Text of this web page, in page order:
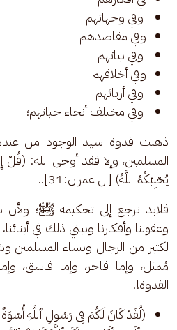
وفي وجهاتهم
وفي مقاصدهم
وفي نياتهم
وفي أخلاقهم
وفي أزيائهم
وفي مختلف أنحاء حياتهم؛
ذهبت قدوة سيد الوجود من
المسلمين، وإلا فقد أوحى الله: (قُلْ
يُحْبِبْكُمُ اللَّهُ) [ال عمران:31]..
فلابد نرجع إلى تحكيمه ﷺ؛ ولأن
وعقولنا وأفكارنا ونبني ذلك في
لكثير من الرجال ونساء المسلمين
مُمثل، وإما فاجر، وإما فاسق،
القدوة!!
(لَّقَدۡ كَانَ لَكُمۡ فِی رَسُولِ ٱللَّهِ